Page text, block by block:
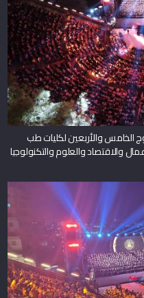
الخامس والأربعين لكليات طب
والاقتصاد والعلوم والتكنولوجيا